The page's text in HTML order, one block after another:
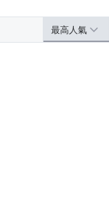
最高人氣